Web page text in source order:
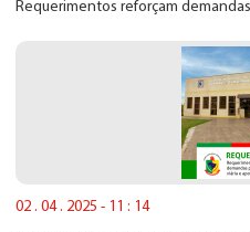
Requerimentos reforçam
02 . 04 . 2025 - 11 : 14